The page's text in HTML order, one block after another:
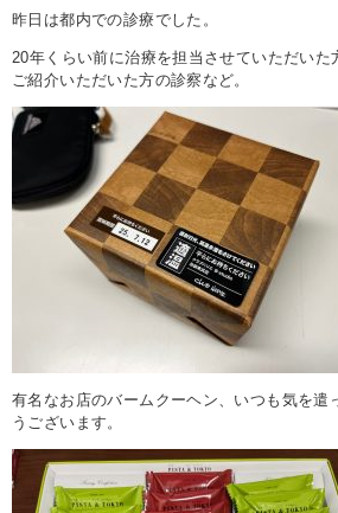
昨日は都内での診療でした。
20年くらい前に治療を担当させていただいた
ご紹介いただいた方の診察など。
有名なお店のバームクーヘン、いつも気を遣
うございます。